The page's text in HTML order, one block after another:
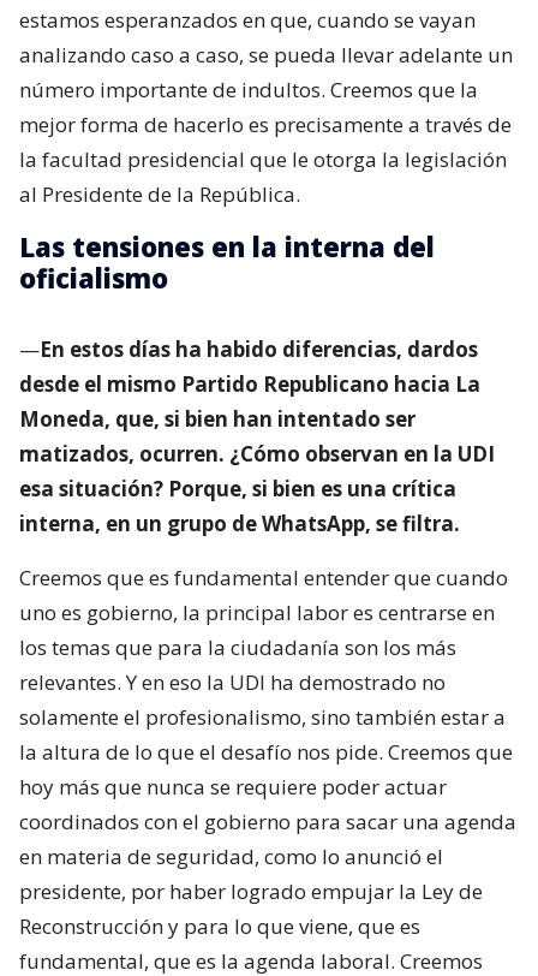
estamos esperanzados en que, cuando se vayan
analizando caso a caso, se pueda llevar adelante un
número importante de indultos. Creemos que la
mejor forma de hacerlo es precisamente a través de
la facultad presidencial que le otorga la legislación
al Presidente de la República.
Las tensiones en la interna del
oficialismo
—En estos días ha habido diferencias, dardos
desde el mismo Partido Republicano hacia La
Moneda, que, si bien han intentado ser
matizados, ocurren. ¿Cómo observan en la UDI
esa situación? Porque, si bien es una crítica
interna, en un grupo de WhatsApp, se filtra.
Creemos que es fundamental entender que cuando
uno es gobierno, la principal labor es centrarse en
los temas que para la ciudadanía son los más
relevantes. Y en eso la UDI ha demostrado no
solamente el profesionalismo, sino también estar a
la altura de lo que el desafío nos pide. Creemos que
hoy más que nunca se requiere poder actuar
coordinados con el gobierno para sacar una agenda
en materia de seguridad, como lo anunció el
presidente, por haber logrado empujar la Ley de
Reconstrucción y para lo que viene, que es
fundamental, que es la agenda laboral. Creemos